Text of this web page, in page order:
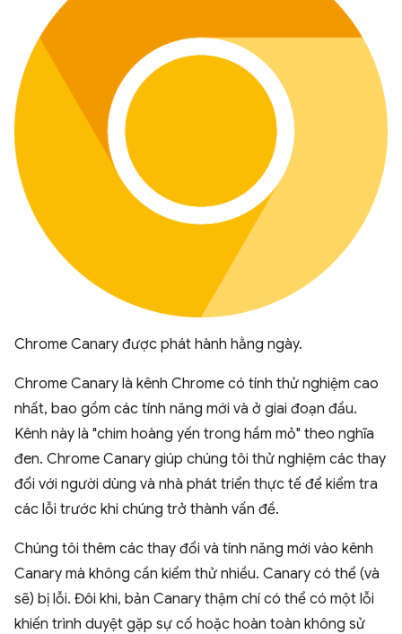
Chrome Canary được phát hành hằng ngày.
Chrome Canary là kênh Chrome có tính thử nghiệm cao
nhất, bao gồm các tính năng mới và ở giai đoạn đầu.
Kênh này là "chim hoàng yến trong hầm mỏ" theo nghĩa
đen. Chrome Canary giúp chúng tôi thử nghiệm các thay
đổi với người dùng và nhà phát triển thực tế để kiểm tra
các lỗi trước khi chúng trở thành vấn đề.
Chúng tôi thêm các thay đổi và tính năng mới vào kênh
Canary mà không cần kiểm thử nhiều. Canary có thể (và
sẽ) bị lỗi. Đôi khi, bản Canary thậm chí có thể có một lỗi
khiến trình duyệt gặp sự cố hoặc hoàn toàn không sử